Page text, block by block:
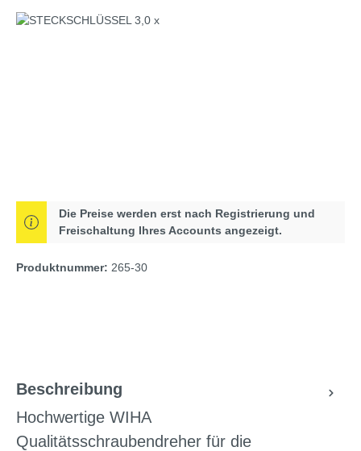
Bildergalerie überspringen
Die Preise werden erst nach Registrierung und
Freischaltung Ihres Accounts angezeigt.
Produktnummer: 265-30
Beschreibung
Hochwertige WIHA
Qualitätsschraubendreher für die